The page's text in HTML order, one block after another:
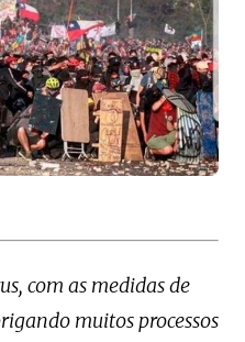
com as medidas de
muitos processos